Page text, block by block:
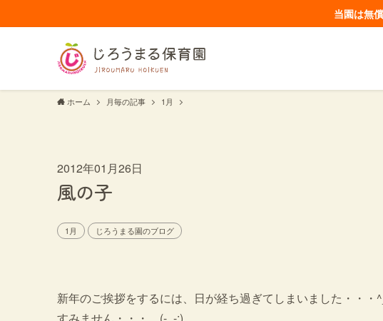
当園は無
ホーム 月毎の記事 1月
2012年01月26日
風の子
1月 じろうまる園のブログ
新年のご挨拶をするには、日が経ち過ぎてしまいました・